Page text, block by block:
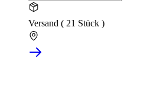
Versand ( 21 Stück )